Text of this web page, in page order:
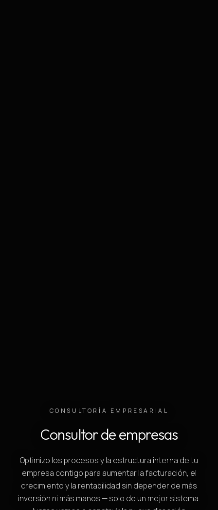
CONSULTORÍA EMPRESARIAL
Consultor de empresas
Optimizo los procesos y la estructura interna de tu
empresa contigo para aumentar la facturación, el
crecimiento y la rentabilidad sin depender de más
inversión ni más manos — solo de un mejor sistema.